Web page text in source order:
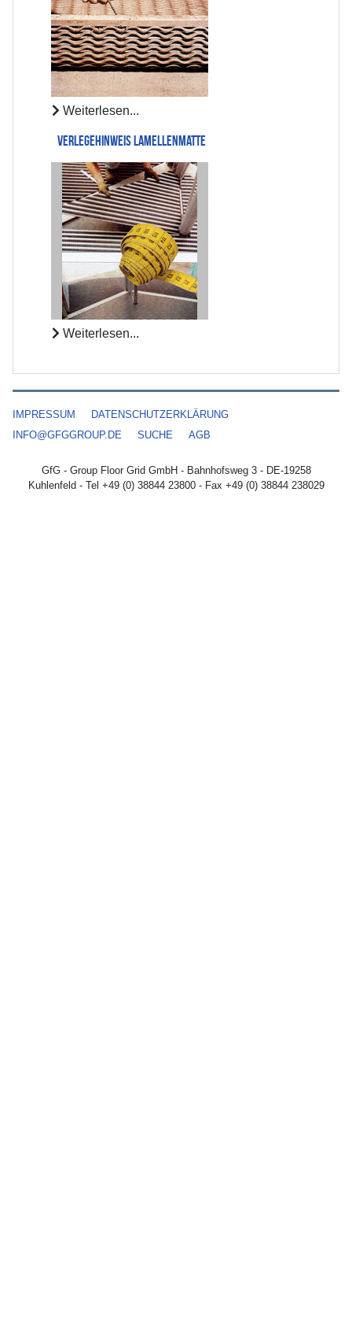
Weiterlesen...
Verlegehinweis Lamellenmatte
Weiterlesen...
IMPRESSUM
DATENSCHUTZERKLÄRUNG
INFO@GFGGROUP.DE
SUCHE AGB
GfG - Group Floor Grid GmbH - Bahnhofsweg 3 - DE-19258
Kuhlenfeld - Tel +49 (0) 38844 23800 - Fax +49 (0) 38844 238029